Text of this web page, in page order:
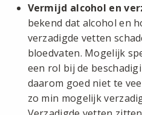
Vermijd alcohol en
bekend dat alcohol en
verzadigde vetten
bloedvaten. Mogelijk
een rol bij de
daarom goed niet te
zo min mogelijk